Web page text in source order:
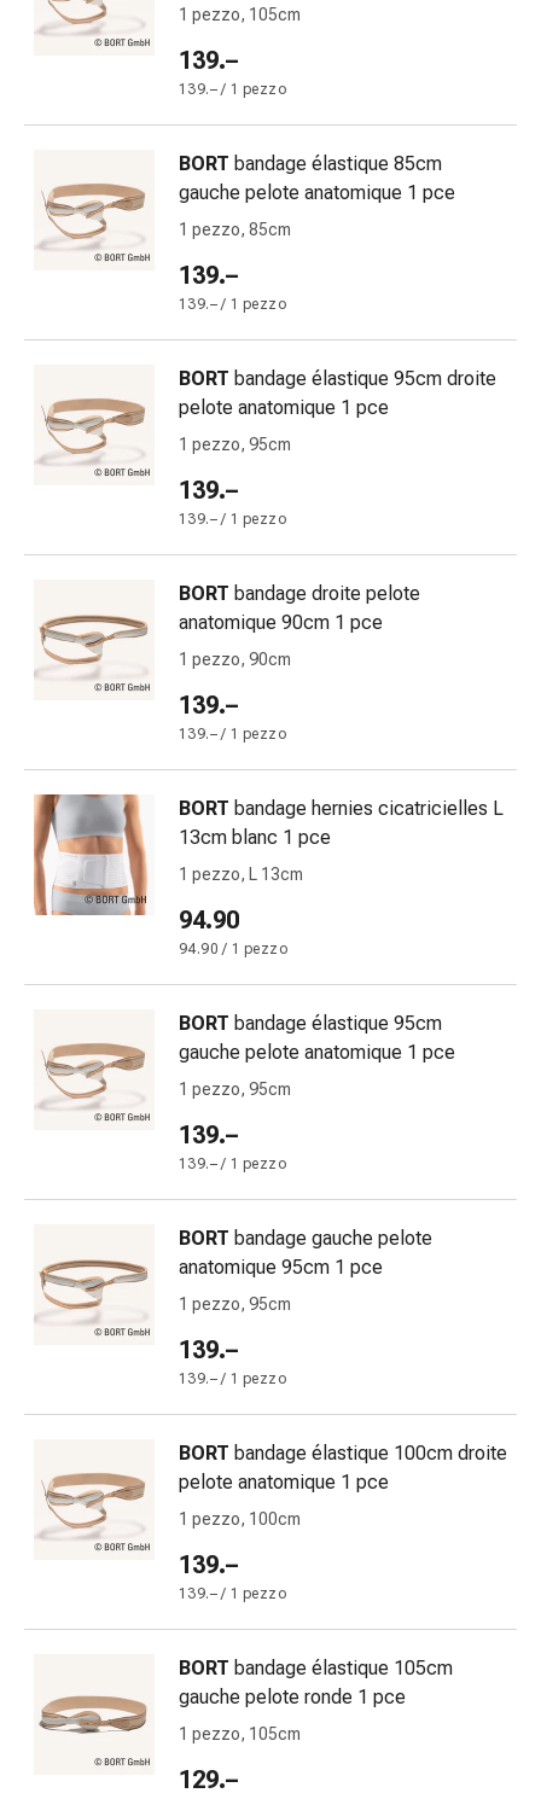
Disturbi
del
nervo
cardiaco
Disturbi
della
memoria
della
concentrazione
fieno
Antiallergico
La
pelle
Gastrointestinale
Diarrea
Emorroidi
Bruciore
di
stomaco
Nausea
e
vomito
Digestione,
gonfiore
crampi
Costipazione
pelle
Eczema
e
prurito
e
verruche
Micosi
di
unghie
piedi
cicatrici
Pelle
secca
Sudorazione
patologica
Pelle
impura
Vesciche
febbre
Sfogo
Acne
1 pezzo, 105cm
139.–
139.– / 1 pezzo
BORT bandage élastique 85cm
gauche pelote anatomique 1 pce
1 pezzo, 85cm
139.–
139.– / 1 pezzo
BORT bandage élastique 95cm droite
pelote anatomique 1 pce
1 pezzo, 95cm
139.–
139.– / 1 pezzo
BORT bandage droite pelote
anatomique 90cm 1 pce
1 pezzo, 90cm
139.–
139.– / 1 pezzo
BORT bandage hernies cicatricielles L
13cm blanc 1 pce
1 pezzo, L 13cm
94.90
94.90 / 1 pezzo
BORT bandage élastique 95cm
gauche pelote anatomique 1 pce
1 pezzo, 95cm
139.–
139.– / 1 pezzo
BORT bandage gauche pelote
anatomique 95cm 1 pce
1 pezzo, 95cm
139.–
139.– / 1 pezzo
BORT bandage élastique 100cm droite
pelote anatomique 1 pce
1 pezzo, 100cm
139.–
139.– / 1 pezzo
BORT bandage élastique 105cm
gauche pelote ronde 1 pce
1 pezzo, 105cm
129.–